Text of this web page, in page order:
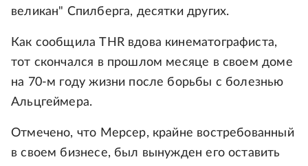
великан" Спилберга, десятки других.
Как сообщила THR вдова кинематографиста,
тот скончался в прошлом месяце в своем доме
на 70-м году жизни после борьбы с болезнью
Альцгеймера.
Отмечено, что Мерсер, крайне востребованный
в своем бизнесе, был вынужден его оставить